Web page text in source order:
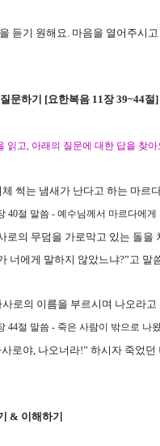
듣기 원해요. 마음을 열어주시
질문하기 [요한복음 11장39~44절]
읽고, 아래의 질문에 대한 답을 찾아
썩는 냄새가 난다고 하는 마르
40절 말씀 - 예수님께서 마르다에게
로의 무덤을 가로막고 있는 돌을
너에게 말하지 않았느냐?”고 말
로의 이름을 부르시며 나오라고
44절 말씀 - 죽은 사람이 밖으로 나
사로야, 나오너라!” 하시자 죽었던
& 이해하기